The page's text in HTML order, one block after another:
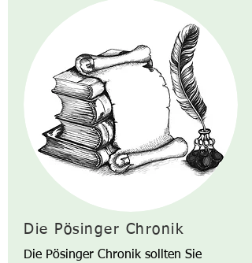
Die Pösinger Chronik
Die Pösinger Chronik sollten Sie